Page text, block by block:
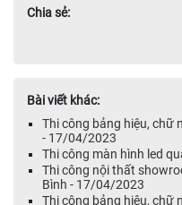
Chia sẻ:
Bài viết khác:
Thi công bảng hiệu, chữ
- 17/04/2023
Thi công màn hình led
Thi công nội thất
Bình - 17/04/2023
Thi công bảng hiệu, chữ